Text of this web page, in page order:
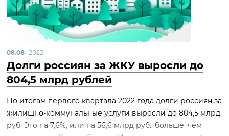
08.08 2022
Долги россиян за ЖКУ выросли до
804,5 млрд рублей
По итогам первого квартала 2022 года долги россиян за
жилищно-коммунальные услуги выросли до 804,5 млрд
руб. Это на 7,6%, или на 56,6 млрд руб., больше, чем